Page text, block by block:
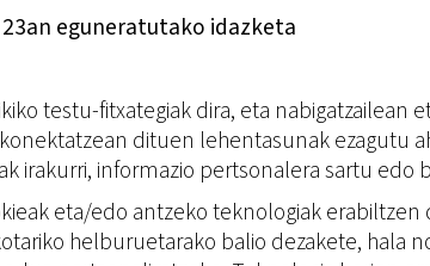
eguneratutako idazketa
testu-fitxategiak dira, eta
dituen lehentasunak ezagutu
irakurri, informazio pertsonalera sartu edo
eta/edo antzeko teknologiak
helburuetarako balio dezakete, hala